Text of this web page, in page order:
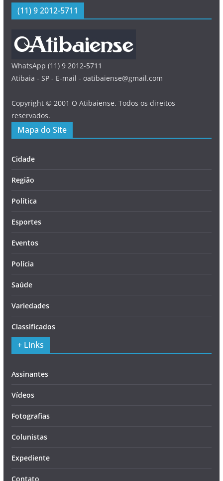
(11) 9 2012-5711
WhatsApp (11) 9 2012-5711
Atibaia - SP - E-mail - oatibaiense@gmail.com
Copyright © 2001 O Atibaiense. Todos os direitos
reservados.
Mapa do Site
Cidade
Região
Política
Esportes
Eventos
Polícia
Saúde
Variedades
Classificados
+ Links
Assinantes
Vídeos
Fotografias
Colunistas
Expediente
Contato